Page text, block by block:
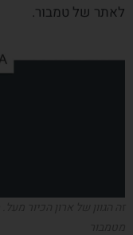
לאתר של טמבור.